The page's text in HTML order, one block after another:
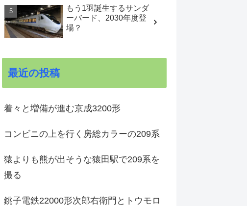
もう1羽誕生するサンダ
ーバード、2030年度登
場？
最近の投稿
着々と増備が進む京成3200形
コンビニの上を行く房総カラーの209系
猿よりも熊が出そうな猿田駅で209系を
撮る
銚子電鉄22000形次郎右衛門とトウモロ